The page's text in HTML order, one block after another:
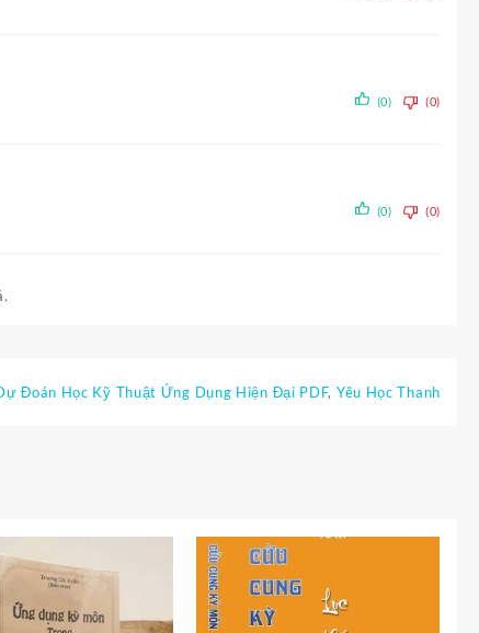
(0) (0)
(0) (0)
Đoán Học Kỹ Thuật Ứng Dụng Hiện Đại PDF, Yêu Học Thanh